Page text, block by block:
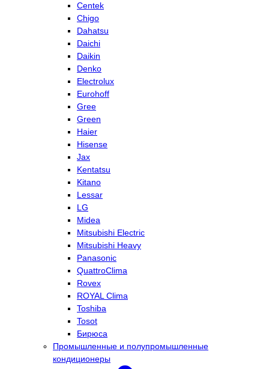
Centek
Chigo
Dahatsu
Daichi
Daikin
Denko
Electrolux
Eurohoff
Gree
Green
Haier
Hisense
Jax
Kentatsu
Kitano
Lessar
LG
Midea
Mitsubishi Electric
Mitsubishi Heavy
Panasonic
QuattroClima
Rovex
ROYAL Clima
Toshiba
Tosot
Бирюса
Промышленные и полупромышленные
кондиционеры